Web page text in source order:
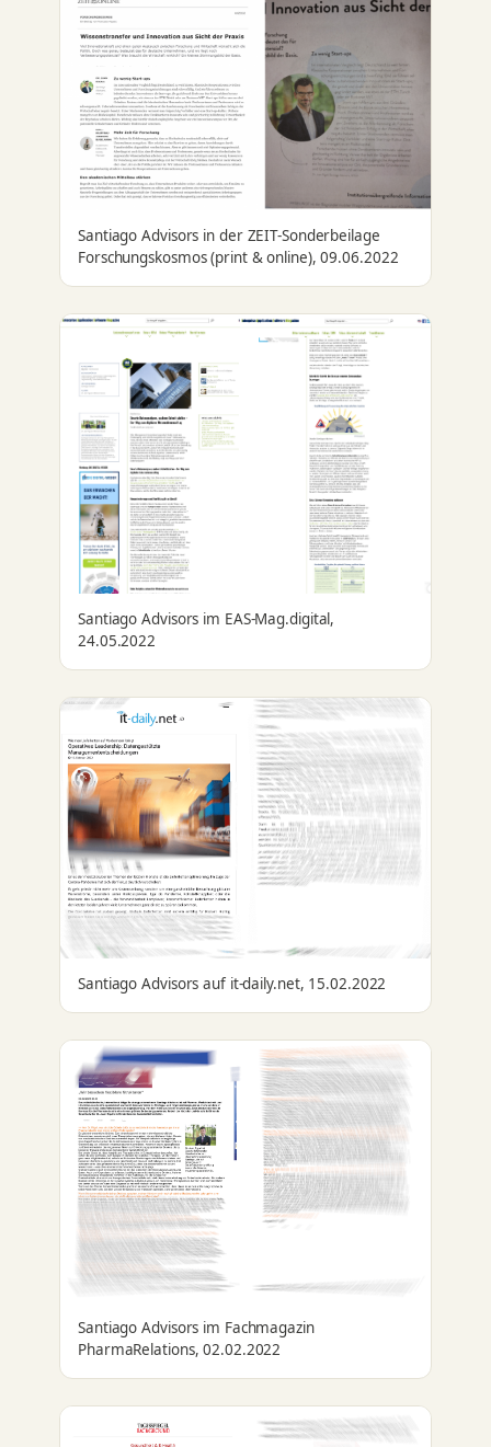
Santiago Advisors in der ZEIT-Sonderbeilage
Forschungskosmos (print & online), 09.06.2022
Santiago Advisors im EAS-Mag.digital,
24.05.2022
Santiago Advisors auf it-daily.net, 15.02.2022
Santiago Advisors im Fachmagazin
PharmaRelations, 02.02.2022